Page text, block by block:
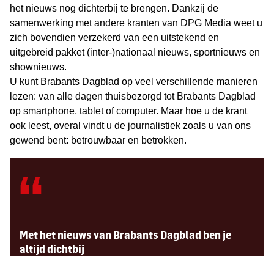
het nieuws nog dichterbij te brengen. Dankzij de
samenwerking met andere kranten van DPG Media weet u
zich bovendien verzekerd van een uitstekend en
uitgebreid pakket (inter-)nationaal nieuws, sportnieuws en
shownieuws.
U kunt Brabants Dagblad op veel verschillende manieren
lezen: van alle dagen thuisbezorgd tot Brabants Dagblad
op smartphone, tablet of computer. Maar hoe u de krant
ook leest, overal vindt u de journalistiek zoals u van ons
gewend bent: betrouwbaar en betrokken.
“
Met het nieuws van Brabants Dagblad ben je
altijd dichtbij